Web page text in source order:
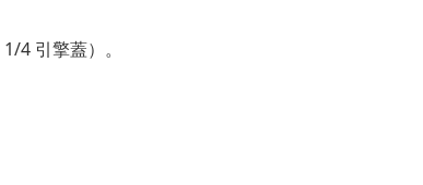
1/4 引擎蓋）。